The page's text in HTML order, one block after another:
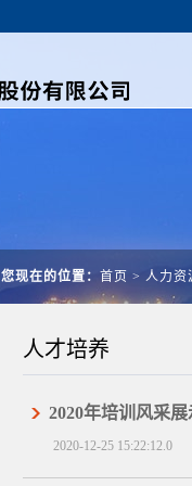
您现在的位置： 首页 > 人力资
人才培养
2020年培训风采展
2020-12-25 15:22:12.0